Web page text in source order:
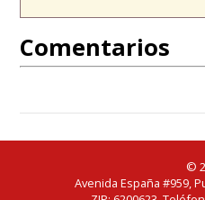
Comentarios
©
Avenida España #959,